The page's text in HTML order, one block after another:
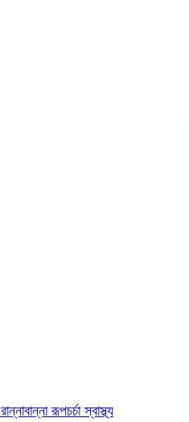
রান্নাবান্নারূপচর্চাস্বাস্থ্য